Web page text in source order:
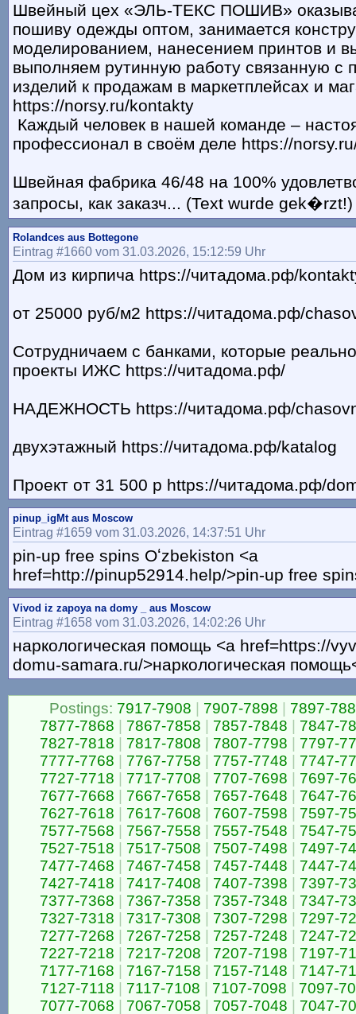
Швейный цех «ЭЛЬ-ТЕКС ПОШИВ»
пошиву одежды оптом, занимается
моделированием, нанесением принтов и
выполняем рутинную работу связанную с
изделий к продажам в маркетплейсах и
https://norsy.ru/kontakty
Каждый человек в нашей команде –
профессионал в своём деле https://
Швейная фабрика 46/48 на 100%
запросы, как заказч... (Text wurde gek�rzt!)
Rolandces aus Bottegone
Eintrag #1660 vom 31.03.2026, 15:12:59 Uhr
Дом из кирпича https://читадома.рф/
от 25000 руб/м2 https://читадома.рф/
Сотрудничаем с банками, которые
проекты ИЖС https://читадома.рф/
НАДЕЖНОСТЬ https://читадома.рф/
двухэтажный https://читадома.рф/katalog
Проект от 31 500 р https://читадома.рф/
pinup_igMt aus Moscow
Eintrag #1659 vom 31.03.2026, 14:37:51 Uhr
pin-up free spins Oʻzbekiston <a
href=http://pinup52914.help/>pin-up free
Vivod iz zapoya na domy _ aus Moscow
Eintrag #1658 vom 31.03.2026, 14:02:26 Uhr
наркологическая помощь <a href=https://
domu-samara.ru/>наркологическая
Postings: 7917-7908 7907-7898
7897-
7877-7868
7867-7858 7857-7848
7847-
7827-7818
7817-7808 7807-7798
7797-
7777-7768
7767-7758 7757-7748
7747-
7727-7718
7717-7708 7707-7698
7697-
7677-7668
7667-7658 7657-7648
7647-
7627-7618
7617-7608 7607-7598
7597-
7577-7568
7567-7558 7557-7548
7547-
7527-7518
7517-7508 7507-7498
7497-
7477-7468
7467-7458 7457-7448
7447-
7427-7418
7417-7408 7407-7398
7397-
7377-7368
7367-7358 7357-7348
7347-
7327-7318
7317-7308 7307-7298
7297-
7277-7268
7267-7258 7257-7248
7247-
7227-7218
7217-7208 7207-7198
7197-
7177-7168
7167-7158 7157-7148
7147-
7127-7118
7117-7108 7107-7098
7097-
7077-7068
7067-7058 7057-7048 7047-